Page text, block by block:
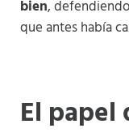
bien,
que antes había
El papel